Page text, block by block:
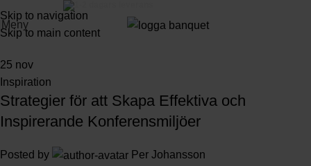
Skip to navigation
Skip to main content
Meny
25 nov
Inspiration
Strategier för att Skapa Effektiva och
Inspirerande Konferensmiljöer
Posted by
Per Johansson